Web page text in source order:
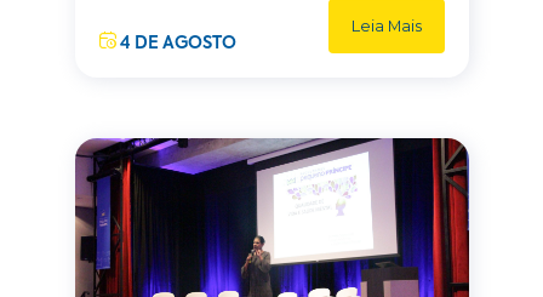
4 DE AGOSTO
Leia Mais